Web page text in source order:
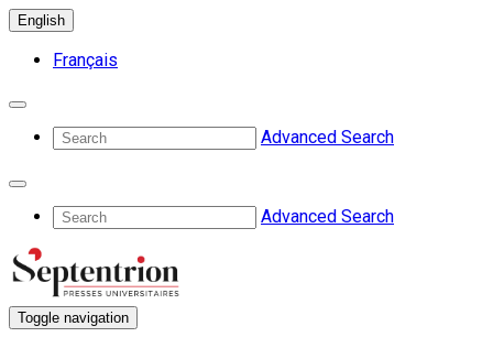
English
Français
Advanced Search
Advanced Search
Toggle navigation